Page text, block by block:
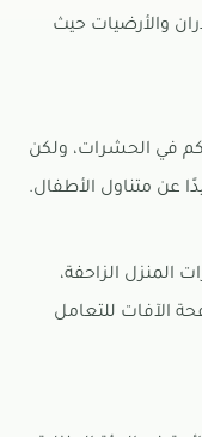
والأرضيات حيث
في الحشرات، ولكن
عن متناول الأطفال.
المنزل الزاحفة،
الآفات للتعامل